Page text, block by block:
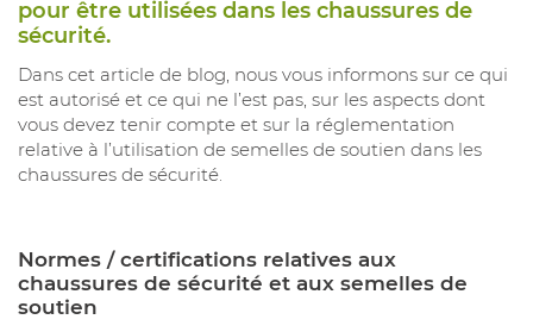
pour être utilisées dans les chaussures de
sécurité.
Dans cet article de blog, nous vous informons sur ce qui
est autorisé et ce qui ne l’est pas, sur les aspects dont
vous devez tenir compte et sur la réglementation
relative à l’utilisation de semelles de soutien dans les
chaussures de sécurité.
Normes / certifications relatives aux
chaussures de sécurité et aux semelles de
soutien